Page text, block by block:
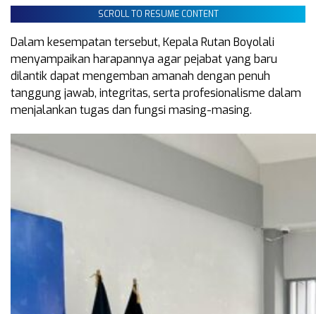
SCROLL TO RESUME CONTENT
Dalam kesempatan tersebut, Kepala Rutan Boyolali
menyampaikan harapannya agar pejabat yang baru
dilantik dapat mengemban amanah dengan penuh
tanggung jawab, integritas, serta profesionalisme dalam
menjalankan tugas dan fungsi masing-masing.